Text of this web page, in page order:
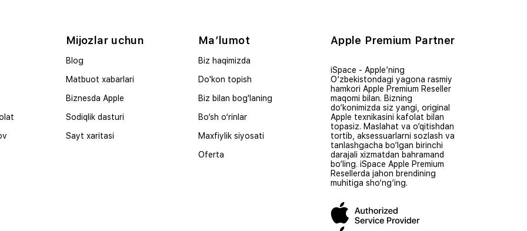
Mijozlar uchun
Blog
Matbuot xabarlari
Biznesda Apple
Sodiqlik dasturi
Sayt xaritasi
Ma’lumot
Biz haqimizda
Do'kon topish
Biz bilan bog'laning
Bo‘sh o‘rinlar
Maxfiylik siyosati
Oferta
Apple Premium Partner
iSpace - Apple’ning
O‘zbekistondagi yagona rasmiy
hamkori Apple Premium Reseller
maqomi bilan. Bizning
do‘konimizda siz yangi, original
Apple texnikasini kafolat bilan
topasiz. Maslahat va o‘qitishdan
tortib, aksessuarlarni sozlash va
tanlashgacha bo‘lgan birinchi
darajali xizmatdan bahramand
bo‘ling. iSpace Apple Premium
Resellerda jahon brendining
muhitiga sho‘ng‘ing.